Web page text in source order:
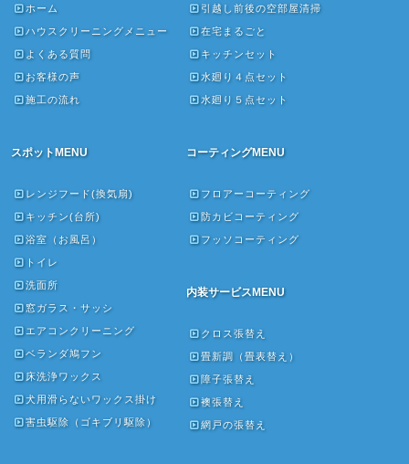
ホーム
ハウスクリーニングメニュー
よくある質問
お客様の声
施工の流れ
引越し前後の空部屋清掃
在宅まるごと
キッチンセット
水廻り４点セット
水廻り５点セット
スポットMENU
レンジフード(換気扇)
キッチン(台所)
浴室（お風呂）
トイレ
洗面所
窓ガラス・サッシ
エアコンクリーニング
ベランダ鳩フン
床洗浄ワックス
犬用滑らないワックス掛け
害虫駆除（ゴキブリ駆除）
コーティングMENU
フロアーコーティング
防カビコーティング
フッソコーティング
内装サービスMENU
クロス張替え
畳新調（畳表替え）
障子張替え
襖張替え
網戸の張替え